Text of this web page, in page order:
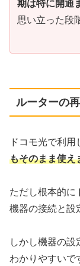
期は特に開通
思い立った段
ルーターの
ドコモ光で利用
もそのまま使え
ただし根本的に
機器の接続と設
しかし機器の設
わかりやすいで